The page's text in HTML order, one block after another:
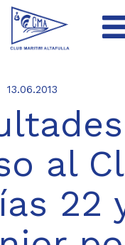
13.06.2013
al
22